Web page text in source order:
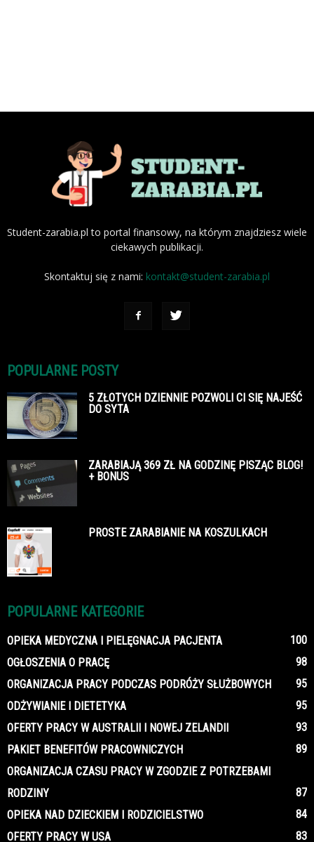
Student-zarabia.pl to portal finansowy, na którym znajdziesz wiele
ciekawych publikacji.
Skontaktuj się z nami: kontakt@student-zarabia.pl
POPULARNE POSTY
5 ZŁOTYCH DZIENNIE POZWOLI CI SIĘ NAJEŚĆ
DO SYTA
ZARABIAJĄ 369 ZŁ NA GODZINĘ PISZĄC BLOG!
+ BONUS
PROSTE ZARABIANIE NA KOSZULKACH
POPULARNE KATEGORIE
OPIEKA MEDYCZNA I PIELĘGNACJA PACJENTA
100
OGŁOSZENIA O PRACĘ
98
ORGANIZACJA PRACY PODCZAS PODRÓŻY SŁUŻBOWYCH
95
ODŻYWIANIE I DIETETYKA
95
OFERTY PRACY W AUSTRALII I NOWEJ ZELANDII
93
PAKIET BENEFITÓW PRACOWNICZYCH
89
ORGANIZACJA CZASU PRACY W ZGODZIE Z POTRZEBAMI
RODZINY
87
OPIEKA NAD DZIECKIEM I RODZICIELSTWO
84
OFERTY PRACY W USA
83